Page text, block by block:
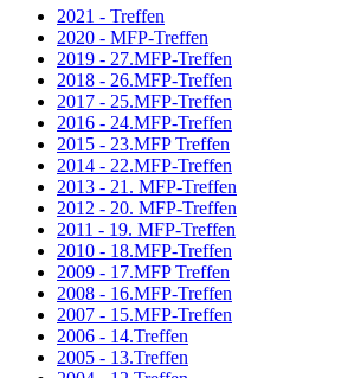
2021 - Treffen
2020 - MFP-Treffen
2019 - 27.MFP-Treffen
2018 - 26.MFP-Treffen
2017 - 25.MFP-Treffen
2016 - 24.MFP-Treffen
2015 - 23.MFP Treffen
2014 - 22.MFP-Treffen
2013 - 21. MFP-Treffen
2012 - 20. MFP-Treffen
2011 - 19. MFP-Treffen
2010 - 18.MFP-Treffen
2009 - 17.MFP Treffen
2008 - 16.MFP-Treffen
2007 - 15.MFP-Treffen
2006 - 14.Treffen
2005 - 13.Treffen